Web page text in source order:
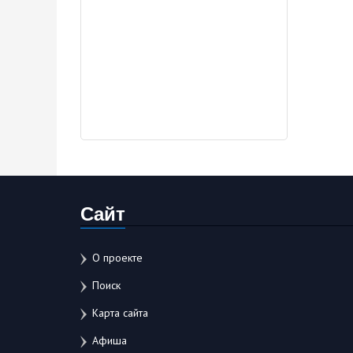
Сайт
О проекте
Поиск
Карта сайта
Афиша